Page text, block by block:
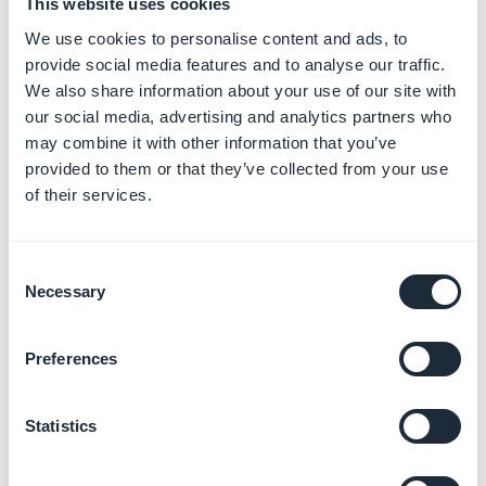
This website uses cookies
We use cookies to personalise content and ads, to
provide social media features and to analyse our traffic.
We also share information about your use of our site with
our social media, advertising and analytics partners who
may combine it with other information that you’ve
provided to them or that they’ve collected from your use
of their services.
Selection
Necessary
Preferences
Statistics
https://support.google.com/googleplay/android-
developer/answer/10532353
- Apple y Googlecalculan automáticamente los
precios para todos los países o regiones según los
tipos de cambio más recientes.
8. Selecciona en el menú desplegable la duración del
precio total de la suscripción al final del período de
prueba gratuito, a menos que cancelen su suscripción
9. Haz clic en "